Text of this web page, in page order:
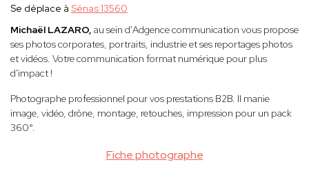
Fiche photographe
Se déplace à Sénas 13560
Michaël LAZARO, au sein d'Adgence communication vous propose
ses photos corporates, portraits, industrie et ses reportages photos
et vidéos. Votre communication format numérique pour plus
d'impact !
Photographe professionnel pour vos prestations B2B. Il manie
image, vidéo, drône, montage, retouches, impression pour un pack
360°.